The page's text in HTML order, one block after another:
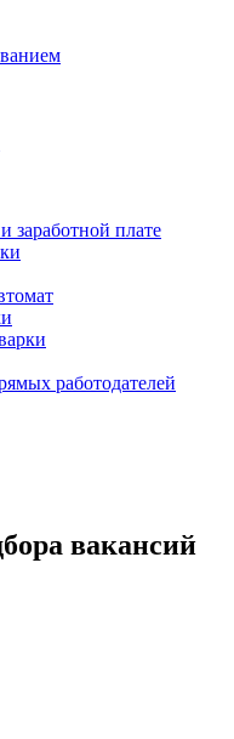
заработной плате
работодателей
вакансий